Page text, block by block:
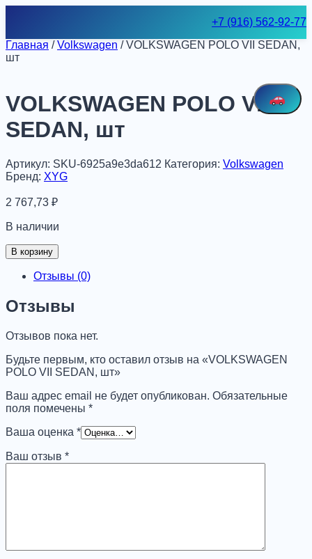
+7 (916) 562-92-77
Главная /Volkswagen / VOLKSWAGEN POLO VII SEDAN,
шт
VOLKSWAGEN POLO VII
SEDAN, шт
Артикул: SKU-6925a9e3da612 Категория: Volkswagen
Бренд: XYG
2 767,73 ₽
В наличии
Количество
товара
VOLKSWAGEN
VII
SEDAN,
В корзину
Отзывы (0)
Отзывы
Отзывов пока нет.
Будьте первым, кто оставил отзыв на «VOLKSWAGEN
POLO VII SEDAN, шт»
Ваш адрес email не будет опубликован. Обязательные
поля помечены *
Ваша оценка *
Ваш отзыв *